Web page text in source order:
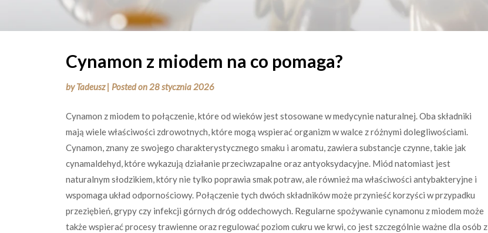
Cynamon z miodem na co pomaga?
byTadeusz | Posted on28 stycznia 2026
Cynamon z miodem to połączenie, które od wieków jest stosowane w medycynie naturalnej. Oba składniki
mają wiele właściwości zdrowotnych, które mogą wspierać organizm w walce z różnymi dolegliwościami.
Cynamon, znany ze swojego charakterystycznego smaku i aromatu, zawiera substancje czynne, takie jak
cynamaldehyd, które wykazują działanie przeciwzapalne oraz antyoksydacyjne. Miód natomiast jest
naturalnym słodzikiem, który nie tylko poprawia smak potraw, ale również ma właściwości antybakteryjne i
wspomaga układ odpornościowy. Połączenie tych dwóch składników może przynieść korzyści w przypadku
przeziębień, grypy czy infekcji górnych dróg oddechowych. Regularne spożywanie cynamonu z miodem może
także wspierać procesy trawienne oraz regulować poziom cukru we krwi, co jest szczególnie ważne dla osób z